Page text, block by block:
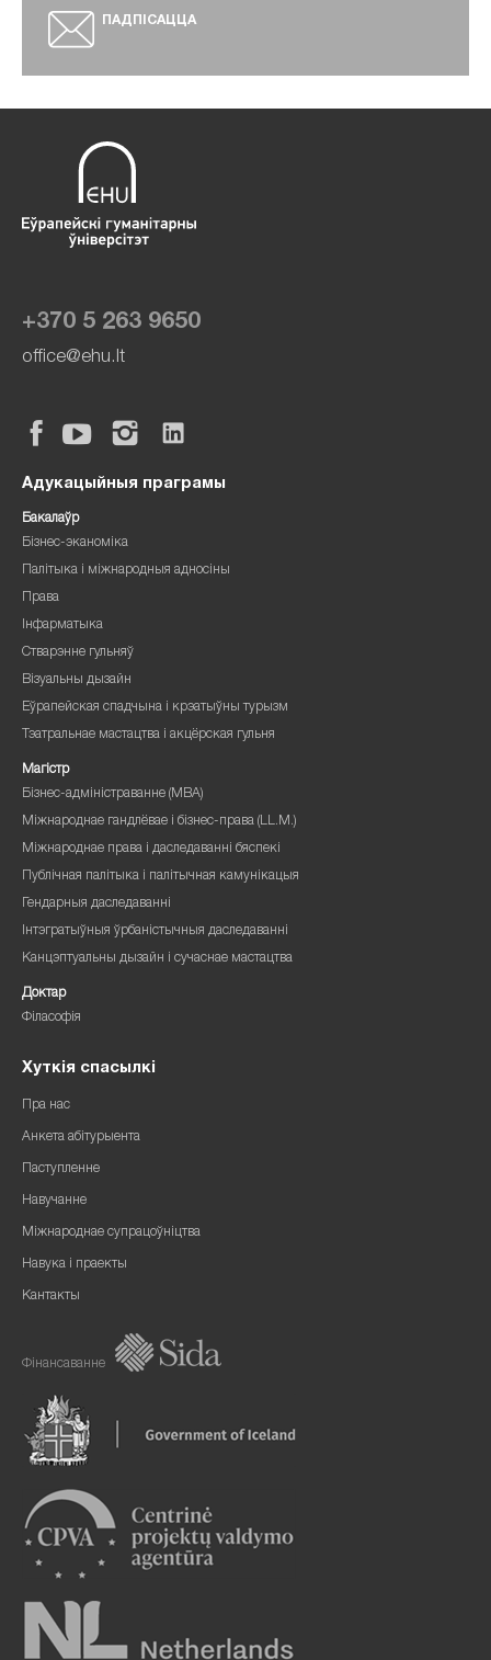
ПАДПІСАЦЦА
+370 5 263 9650
office@ehu.lt
Адукацыйныя праграмы
Бакалаўр
Бізнес-эканоміка
Палітыка і міжнародныя адносіны
Права
Інфарматыка
Стварэнне гульняў
Візуальны дызайн
Еўрапейская спадчына і крэатыўны турызм
Тэатральнае мастацтва і акцёрская гульня
Магістр
Бізнес-адміністраванне (MBA)
Міжнароднае гандлёвае і бізнес-права (LL.M.)
Міжнароднае права і даследаванні бяспекі
Публічная палітыка і палітычная камунікацыя
Гендарныя даследаванні
Інтэгратыўныя ўрбаністычныя даследаванні
Канцэптуальны дызайн і сучаснае мастацтва
Доктар
Філасофія
Хуткія спасылкі
Пра нас
Анкета абітурыента
Паступленне
Навучанне
Міжнароднае супрацоўніцтва
Навука і праекты
Кантакты
Фінансаванне